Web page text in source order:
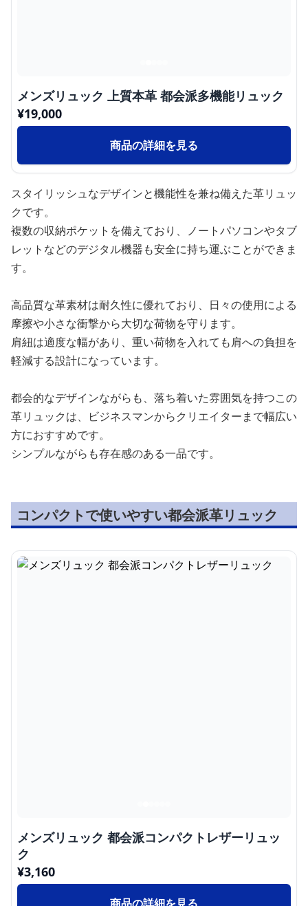
メンズリュック 上質本革 都会派多機能リュック
¥19,000
商品の詳細を見る
スタイリッシュなデザインと機能性を兼ね備えた革リュッ
クです。
複数の収納ポケットを備えており、ノートパソコンやタブ
レットなどのデジタル機器も安全に持ち運ぶことができま
す。
高品質な革素材は耐久性に優れており、日々の使用による
摩擦や小さな衝撃から大切な荷物を守ります。
肩紐は適度な幅があり、重い荷物を入れても肩への負担を
軽減する設計になっています。
都会的なデザインながらも、落ち着いた雰囲気を持つこの
革リュックは、ビジネスマンからクリエイターまで幅広い
方におすすめです。
シンプルながらも存在感のある一品です。
コンパクトで使いやすい都会派革リュック
メンズリュック 都会派コンパクトレザーリュッ
ク
¥3,160